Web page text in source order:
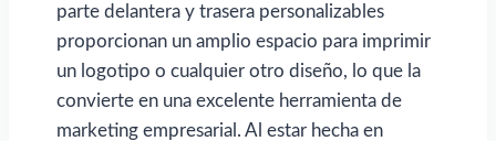
25
cm
parte delantera y trasera personalizables
proporcionan un amplio espacio para imprimir
un logotipo o cualquier otro diseño, lo que la
convierte en una excelente herramienta de
marketing empresarial. Al estar hecha en